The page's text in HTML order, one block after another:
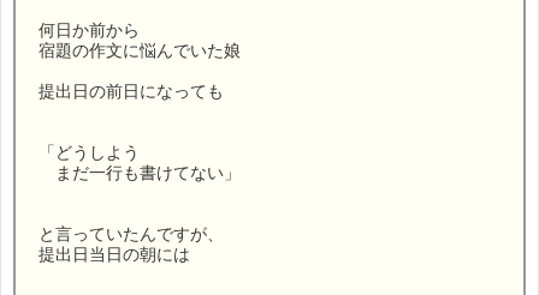
何日か前から
宿題の作文に悩んでいた娘
提出日の前日になっても
「どうしよう
まだ一行も書けてない」
と言っていたんですが、
提出日当日の朝には